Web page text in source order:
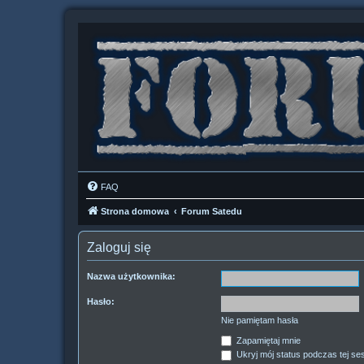
FAQ
Strona domowa Forum Satedu
Zaloguj się
Nazwa użytkownika:
Hasło:
Nie pamiętam hasła
Zapamiętaj mnie
Ukryj mój status podczas tej